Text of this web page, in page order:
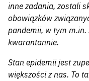
inne zadania, zostali
obowiązków
pandemii, w tym
kwarantannie.
Stan epidemii jest
większości z nas. To